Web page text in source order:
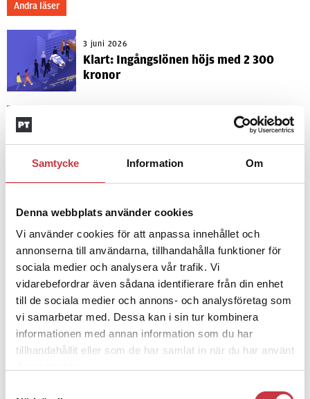
Samtycke Information Om
Denna webbplats använder cookies
Vi använder cookies för att anpassa innehållet och
annonserna till användarna, tillhandahålla funktioner för
sociala medier och analysera vår trafik. Vi
vidarebefordrar även sådana identifierare från din enhet
till de sociala medier och annons- och analysföretag som
vi samarbetar med. Dessa kan i sin tur kombinera
informationen med annan information som du har
tillhandahållit eller som de har samlat in när du har använt
Andra läser
3 juni 2026
Klart: Ingångslönen höjs med 2 300
kronor
polisaspiranter underkänns på
godtyckliga grunder
1 juni 2026
Jens Mårtensson: Snart 20 år i tjänst
– nu ska han lära sig grunderna
4 juni 2026
Polisregionen erkänner fel: ”Kommer
att rättas till”